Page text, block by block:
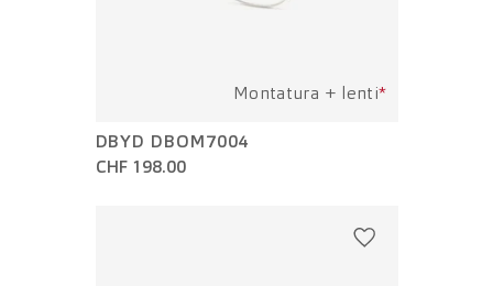
Montatura + lenti*
DBYD DBOM7004
CHF 198.00